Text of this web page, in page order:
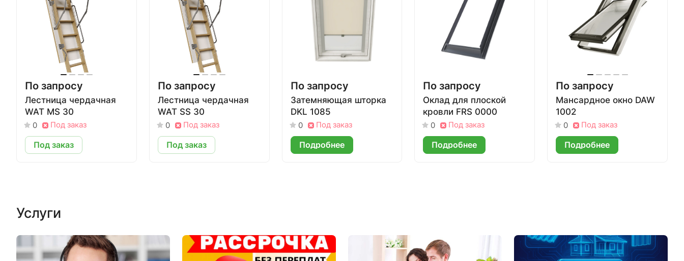
По запросу
Лестница чердачная
WAT MS 30
0 Под заказ
Под заказ
По запросу
Лестница чердачная
WAT SS 30
0 Под заказ
Под заказ
По запросу
Затемняющая шторка
DKL 1085
0 Под заказ
Подробнее
По запросу
Оклад для плоской
кровли FRS 0000
0 Под заказ
Подробнее
По запросу
Мансардное окно DAW
1002
0 Под заказ
Подробнее
Услуги